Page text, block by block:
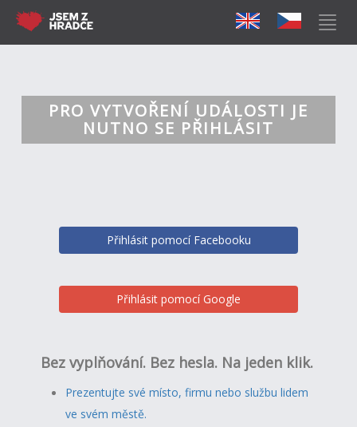
PRO VYTVOŘENÍ UDÁLOSTI JE
NUTNO SE PŘIHLÁSIT
Přihlásit pomocí Facebooku
Přihlásit pomocí Google
Bez vyplňování. Bez hesla. Na jeden klik.
Prezentujte své místo, firmu nebo službu lidem
ve svém městě.